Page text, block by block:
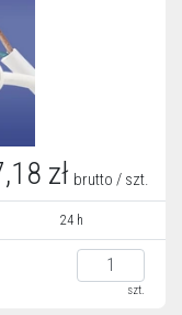
zł brutto / szt.
24 h
szt.